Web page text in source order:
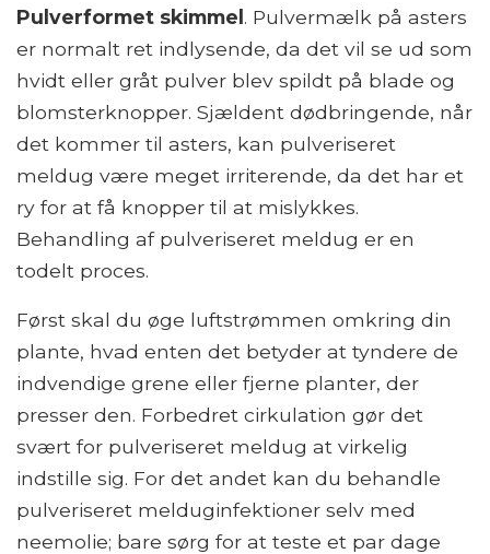
Pulverformet skimmel . Pulvermælk på asters
er normalt ret indlysende, da det vil se ud som
hvidt eller gråt pulver blev spildt på blade og
blomsterknopper. Sjældent dødbringende, når
det kommer til asters, kan pulveriseret
meldug være meget irriterende, da det har et
ry for at få knopper til at mislykkes.
Behandling af pulveriseret meldug er en
todelt proces.
Først skal du øge luftstrømmen omkring din
plante, hvad enten det betyder at tyndere de
indvendige grene eller fjerne planter, der
presser den. Forbedret cirkulation gør det
svært for pulveriseret meldug at virkelig
indstille sig. For det andet kan du behandle
pulveriseret melduginfektioner selv med
neemolie; bare sørg for at teste et par dage